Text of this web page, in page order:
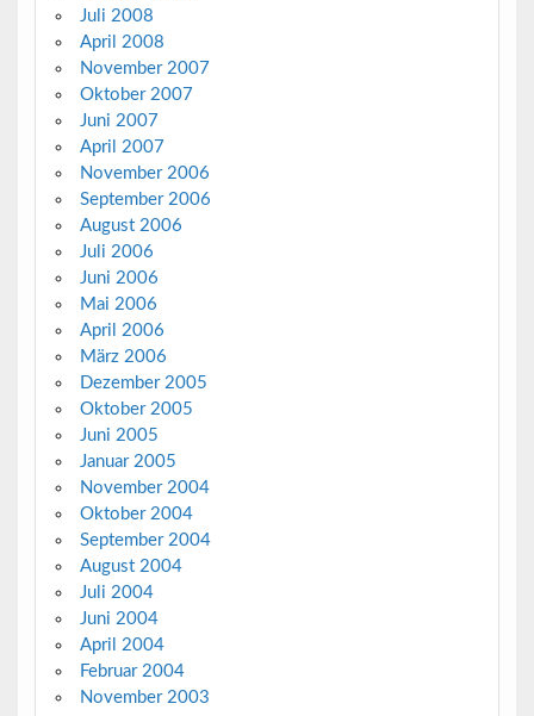
Juli 2008
April 2008
November 2007
Oktober 2007
Juni 2007
April 2007
November 2006
September 2006
August 2006
Juli 2006
Juni 2006
Mai 2006
April 2006
März 2006
Dezember 2005
Oktober 2005
Juni 2005
Januar 2005
November 2004
Oktober 2004
September 2004
August 2004
Juli 2004
Juni 2004
April 2004
Februar 2004
November 2003